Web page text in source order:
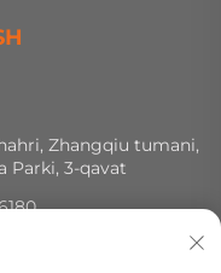
Zhangqiu tumani,
Parki, 3-qavat
0288